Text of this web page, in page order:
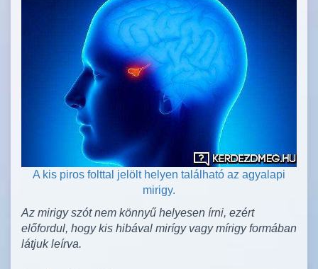
A kis piros folttal jelölt helyen található az agyalapi
mirigy.
Az mirigy szót nem könnyű helyesen írni, ezért
előfordul, hogy kis hibával mirígy vagy mírigy formában
látjuk leírva.